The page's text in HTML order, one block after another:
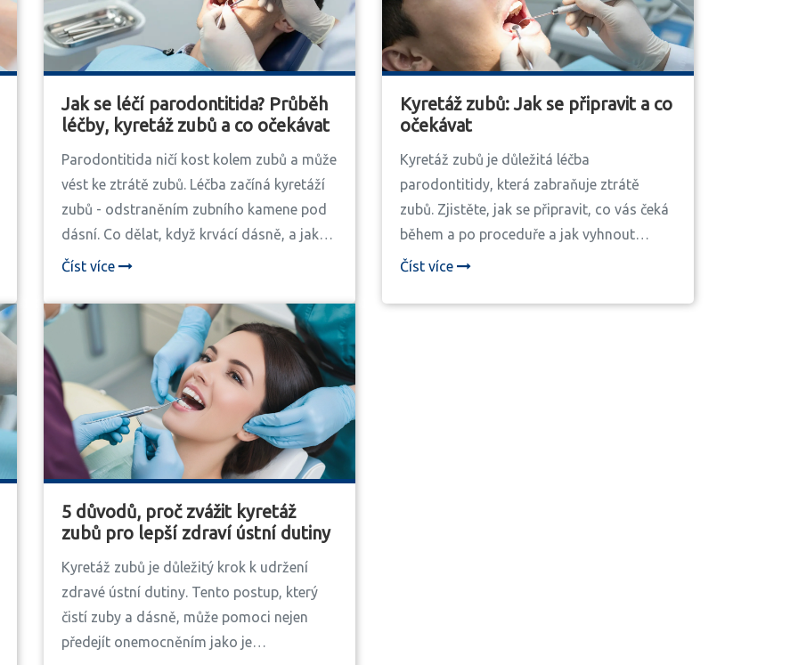
Jak se léčí parodontitida? Průběh
léčby, kyretáž zubů a co očekávat
Parodontitida ničí kost kolem zubů a může
vést ke ztrátě zubů. Léčba začíná kyretáží
zubů - odstraněním zubního kamene pod
dásní. Co dělat, když krvácí dásně, a jak
zabránit návratu?
Číst více
Kyretáž zubů: Jak se připravit a co
očekávat
Kyretáž zubů je důležitá léčba
parodontitidy, která zabraňuje ztrátě
zubů. Zjistěte, jak se připravit, co vás čeká
během a po proceduře a jak vyhnout
opakování zánětu.
Číst více
5 důvodů, proč zvážit kyretáž
zubů pro lepší zdraví ústní dutiny
Kyretáž zubů je důležitý krok k udržení
zdravé ústní dutiny. Tento postup, který
čistí zuby a dásně, může pomoci nejen
předejít onemocněním jako je